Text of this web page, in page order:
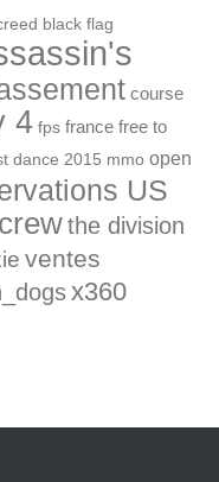
black flag
course
4 fps france free to
dance 2015 mmo open
US
the division
ventes
x360